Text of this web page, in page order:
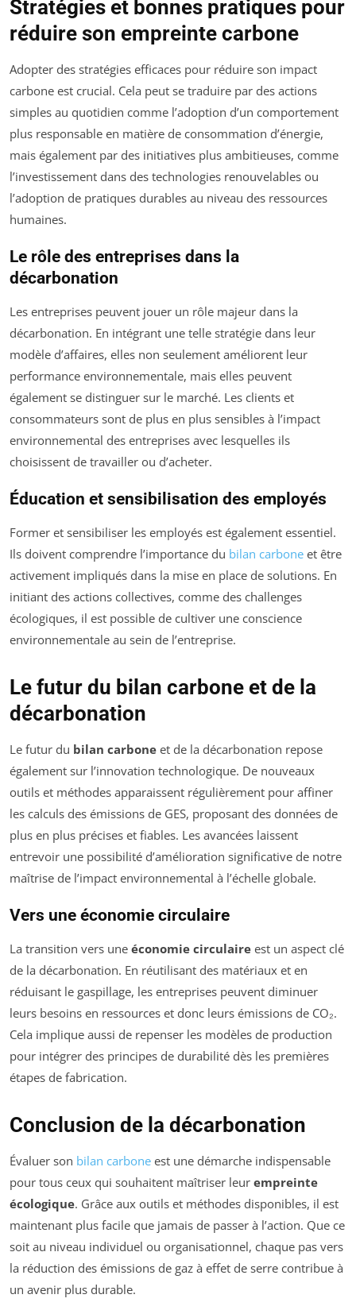
Stratégies et bonnes pratiques pour
réduire son empreinte carbone
Adopter des stratégies efficaces pour réduire son impact
carbone est crucial. Cela peut se traduire par des actions
simples au quotidien comme l’adoption d’un comportement
plus responsable en matière de consommation d’énergie,
mais également par des initiatives plus ambitieuses, comme
l’investissement dans des technologies renouvelables ou
l’adoption de pratiques durables au niveau des ressources
humaines.
Le rôle des entreprises dans la
décarbonation
Les entreprises peuvent jouer un rôle majeur dans la
décarbonation. En intégrant une telle stratégie dans leur
modèle d’affaires, elles non seulement améliorent leur
performance environnementale, mais elles peuvent
également se distinguer sur le marché. Les clients et
consommateurs sont de plus en plus sensibles à l’impact
environnemental des entreprises avec lesquelles ils
choisissent de travailler ou d’acheter.
Éducation et sensibilisation des employés
Former et sensibiliser les employés est également essentiel.
Ils doivent comprendre l’importance du bilan carbone et être
activement impliqués dans la mise en place de solutions. En
initiant des actions collectives, comme des challenges
écologiques, il est possible de cultiver une conscience
environnementale au sein de l’entreprise.
Le futur du bilan carbone et de la
décarbonation
Le futur du bilan carbone et de la décarbonation repose
également sur l’innovation technologique. De nouveaux
outils et méthodes apparaissent régulièrement pour affiner
les calculs des émissions de GES, proposant des données de
plus en plus précises et fiables. Les avancées laissent
entrevoir une possibilité d’amélioration significative de notre
maîtrise de l’impact environnemental à l’échelle globale.
Vers une économie circulaire
La transition vers une économie circulaire est un aspect clé
de la décarbonation. En réutilisant des matériaux et en
réduisant le gaspillage, les entreprises peuvent diminuer
leurs besoins en ressources et donc leurs émissions de CO₂.
Cela implique aussi de repenser les modèles de production
pour intégrer des principes de durabilité dès les premières
étapes de fabrication.
Conclusion de la décarbonation
Évaluer son bilan carbone est une démarche indispensable
pour tous ceux qui souhaitent maîtriser leur empreinte
écologique. Grâce aux outils et méthodes disponibles, il est
maintenant plus facile que jamais de passer à l’action. Que ce
soit au niveau individuel ou organisationnel, chaque pas vers
la réduction des émissions de gaz à effet de serre contribue à
un avenir plus durable.